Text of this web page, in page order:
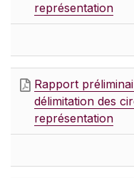
représentation
Rapport
délimitation des
représentation